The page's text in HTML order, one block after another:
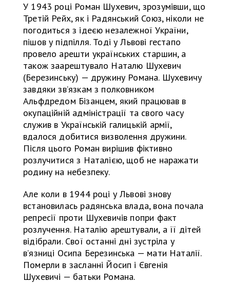
У 1943 році Роман Шухевич, зрозумівши, що
Третій Рейх, як і Радянський Союз, ніколи не
погодиться з ідеєю незалежної України,
пішов у підпілля. Тоді у Львові гестапо
провело арешти українських старшин, а
також заарештувало Наталю Шухевич
(Березинську) — дружину Романа. Шухевичу
завдяки звʼязкам з полковником
Альфдредом Бізанцем, який працював в
окупаційній адміністрації та свого часу
служив в Українській галицькій армії,
вдалося добитися визволення дружини.
Після цього Роман вирішив фіктивно
розлучитися з Наталією, щоб не наражати
родину на небезпеку.
Але коли в 1944 році у Львові знову
встановилась радянська влада, вона почала
репресії проти Шухевичів попри факт
розлучення. Наталію арештували, а її дітей
відібрали. Свої останні дні зустріла у
вʼязниці Осипа Березинська — мати Наталії.
Померли в засланні Йосип і Євгенія
Шухевичі — батьки Романа.